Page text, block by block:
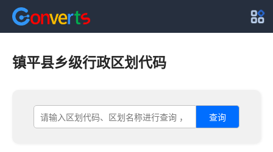
镇平县乡级行政区划代码
查询